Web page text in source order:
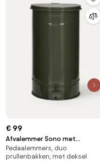
€ 99
Afvalemmer Sono met
pedaalfunctie, 24 L
Pedaalemmers, duo
prullenbakken, met deksel